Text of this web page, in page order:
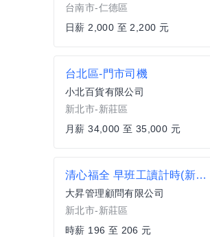
台南市-仁德區
日薪 2,000 至 2,200 元
台北區-門市司機
小北百貨有限公司
新北市-新莊區
月薪 34,000 至 35,000 元
清心福全 早班工讀計時(新莊中正店)
大昇管理顧問有限公司
新北市-新莊區
時薪 196 至 206 元